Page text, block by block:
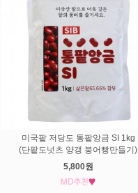
미국팥 저당도 통팥앙금 SI 1kg
(단팥도넛츠 양갱 붕어빵만들기)
5,800원